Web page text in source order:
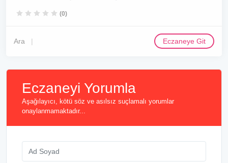
(0)
Ara Eczaneye Git
Eczaneyi Yorumla
Aşağılayıcı, kötü söz ve asılsız suçlamalı yorumlar
onaylanmamaktadır...